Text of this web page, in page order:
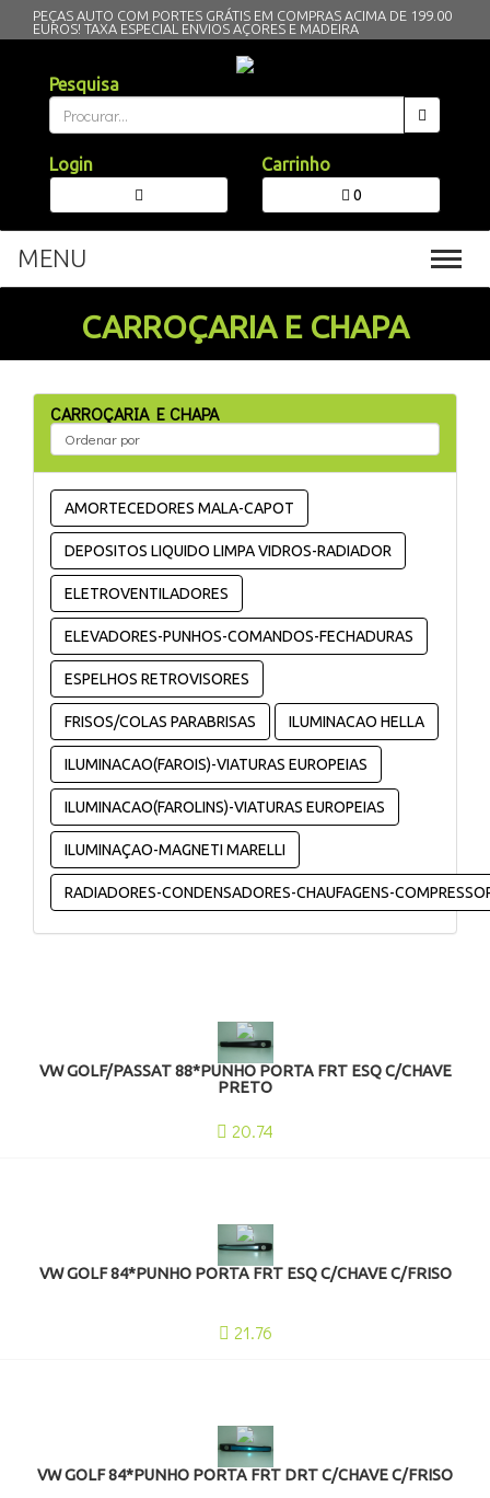
PEÇAS AUTO COM PORTES GRÁTIS EM COMPRAS ACIMA DE 199.00
EUROS! TAXA ESPECIAL ENVIOS AÇORES E MADEIRA
Pesquisa
Login Carrinho
0
MENU
CARROÇARIA E CHAPA
CARROÇARIA E CHAPA
AMORTECEDORES MALA-CAPOT
DEPOSITOS LIQUIDO LIMPA VIDROS-RADIADOR
ELETROVENTILADORES
ELEVADORES-PUNHOS-COMANDOS-FECHADURAS
ESPELHOS RETROVISORES
FRISOS/COLAS PARABRISAS ILUMINACAO HELLA
ILUMINACAO(FAROIS)-VIATURAS EUROPEIAS
ILUMINACAO(FAROLINS)-VIATURAS EUROPEIAS
ILUMINAÇAO-MAGNETI MARELLI
RADIADORES-CONDENSADORES-CHAUFAGENS-
VW GOLF/PASSAT 88*PUNHO PORTA FRT ESQ C/CHAVE
PRETO
20.74
VW GOLF 84*PUNHO PORTA FRT ESQ C/CHAVE C/FRISO
21.76
VW GOLF 84*PUNHO PORTA FRT DRT C/CHAVE C/FRISO